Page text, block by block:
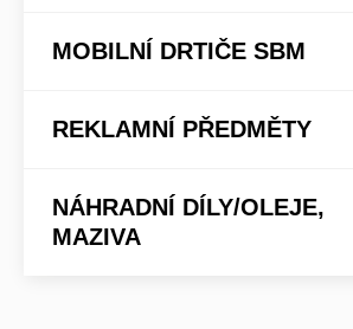
MOBILNÍ DRTIČE SBM
REKLAMNÍ PŘEDMĚTY
NÁHRADNÍ DÍLY/OLEJE,
MAZIVA